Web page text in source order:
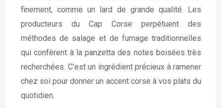
finement, comme un lard de grande qualité. Les
producteurs du Cap Corse perpétuent des
méthodes de salage et de fumage traditionnelles
qui confèrent à la panzetta des notes boisées très
recherchées. C’est un ingrédient précieux à ramener
chez soi pour donner un accent corse à vos plats du
quotidien.